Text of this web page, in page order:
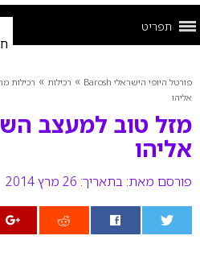
תפריט
פורטל היופי הישראלי Barosh » רכילות » רכילות
אליהו
מזל טוב למעצב
אליהו
פורסם מאת: בתאריך: 26 מרץ 2014